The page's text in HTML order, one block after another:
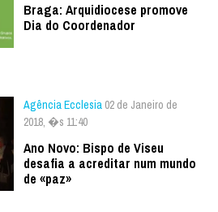
Braga: Arquidiocese promove
Dia do Coordenador
Agência Ecclesia 02 de Janeiro de
2018, �s 11:40
Ano Novo: Bispo de Viseu
desafia a acreditar num mundo
de «paz»